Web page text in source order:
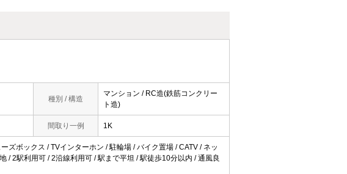
種別 / 構造
マンション / RC造(鉄筋コンクリー
ト造)
間取り一例 1K
ズボックス / TVインターホン / 駐輪場 / バイク置場 / CATV / ネッ
/ 2駅利用可 / 2沿線利用可 / 駅まで平坦 / 駅徒歩10分以内 / 通風良